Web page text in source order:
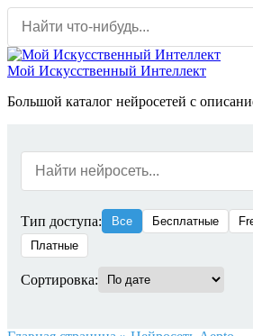
Перейти
содержанию
Мой Искусственный Интеллект
Большой каталог нейросетей с
Тип доступа: Все Бесплатные
Платные
Сортировка: